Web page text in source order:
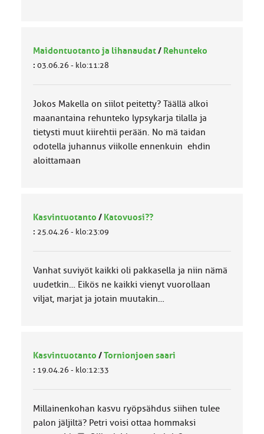
Maidontuotanto ja lihanaudat/ Rehunteko
: 03.06.26 - klo:11:28
Jokos Makella on siilot peitetty? Täällä alkoi
maanantaina rehunteko lypsykarja tilalla ja
tietysti muut kiirehtii perään. No mä taidan
odotella juhannus viikolle ennenkuin ehdin
aloittamaan
Kasvintuotanto / Katovuosi??
: 25.04.26 - klo:23:09
Vanhat suviyöt kaikki oli pakkasella ja niin nämä
uudetkin… Eikös ne kaikki vienyt vuorollaan
viljat, marjat ja jotain muutakin…
Kasvintuotanto /Tornionjoen saari
: 19.04.26 - klo:12:33
Millainenkohan kasvu ryöpsähdus siihen tulee
palon jäljiltä? Petri voisi ottaa hommaksi